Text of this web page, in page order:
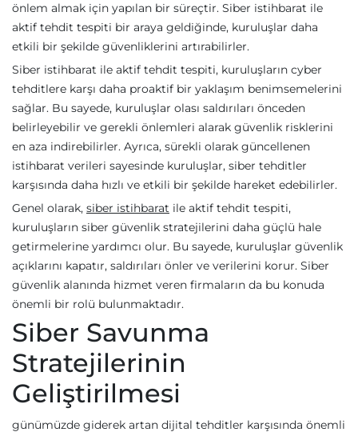
önlem almak için yapılan bir süreçtir. Siber istihbarat ile
aktif tehdit tespiti bir araya geldiğinde, kuruluşlar daha
etkili bir şekilde güvenliklerini artırabilirler.
Siber istihbarat ile aktif tehdit tespiti, kuruluşların cyber
tehditlere karşı daha proaktif bir yaklaşım benimsemelerini
sağlar. Bu sayede, kuruluşlar olası saldırıları önceden
belirleyebilir ve gerekli önlemleri alarak güvenlik risklerini
en aza indirebilirler. Ayrıca, sürekli olarak güncellenen
istihbarat verileri sayesinde kuruluşlar, siber tehditler
karşısında daha hızlı ve etkili bir şekilde hareket edebilirler.
Genel olarak, siber istihbarat ile aktif tehdit tespiti,
kuruluşların siber güvenlik stratejilerini daha güçlü hale
getirmelerine yardımcı olur. Bu sayede, kuruluşlar güvenlik
açıklarını kapatır, saldırıları önler ve verilerini korur. Siber
güvenlik alanında hizmet veren firmaların da bu konuda
önemli bir rolü bulunmaktadır.
Siber Savunma
Stratejilerinin
Geliştirilmesi
günümüzde giderek artan dijital tehditler karşısında önemli